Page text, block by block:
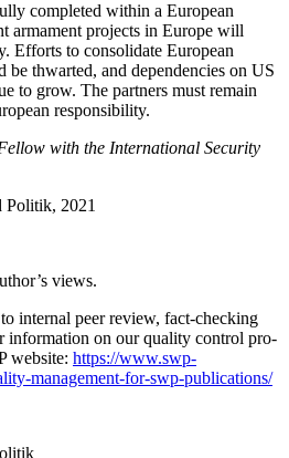
complet­ed within a European
armament projects in Europe will
Efforts to con­solidate European
be thwarted, and dependencies on US
to grow. The partners must remain
responsibility.
with the International Security
Politik, 2021
views.
internal peer review, fact-checking
information on our quality control pro­
website: https://www.swp-
management-for-swp-publications/